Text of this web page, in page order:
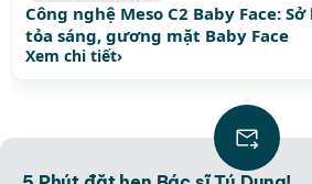
Công nghệ Meso C2 Baby Face:
tỏa sáng, gương mặt Baby Face
Xem chi tiết›
Xem thêm bài viết thịnh